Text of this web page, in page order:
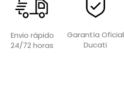
Envio rápido
24/72 horas
Garantía Oficial
Ducati